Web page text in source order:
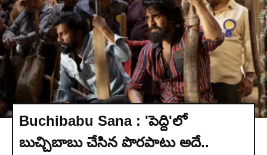
Buchibabu Sana : 'పెద్ది'లో
బుచ్చిబాబు చేసిన పొరపాటు అదే..